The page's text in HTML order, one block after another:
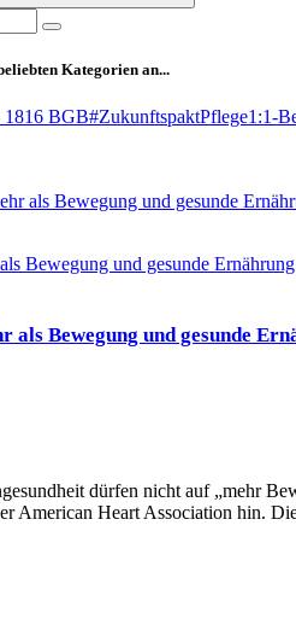
Kategorien an...
1816 BGB#ZukunftspaktPflege1:1-
als Bewegung und gesunde
als Bewegung und gesunde
dürfen nicht auf „mehr
American Heart Association hin.